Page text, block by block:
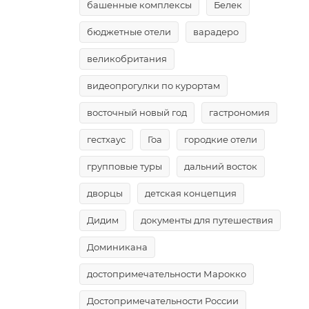
башенные комплексы Белек
бюджетные отели варадеро
великобритания
видеопрогулки по курортам
восточный новый год гастрономия
гестхаус Гоа городкие отели
групповые туры дальний восток
дворцы детская концепция
Дидим документы для путешествия
Доминикана
достопримечательности Марокко
Достопримечательности России